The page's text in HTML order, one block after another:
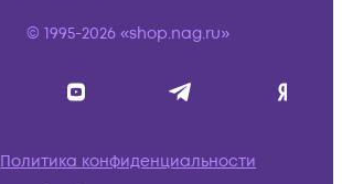
© 1995-2026 «shop.nag.ru»
Политика конфиденциальности